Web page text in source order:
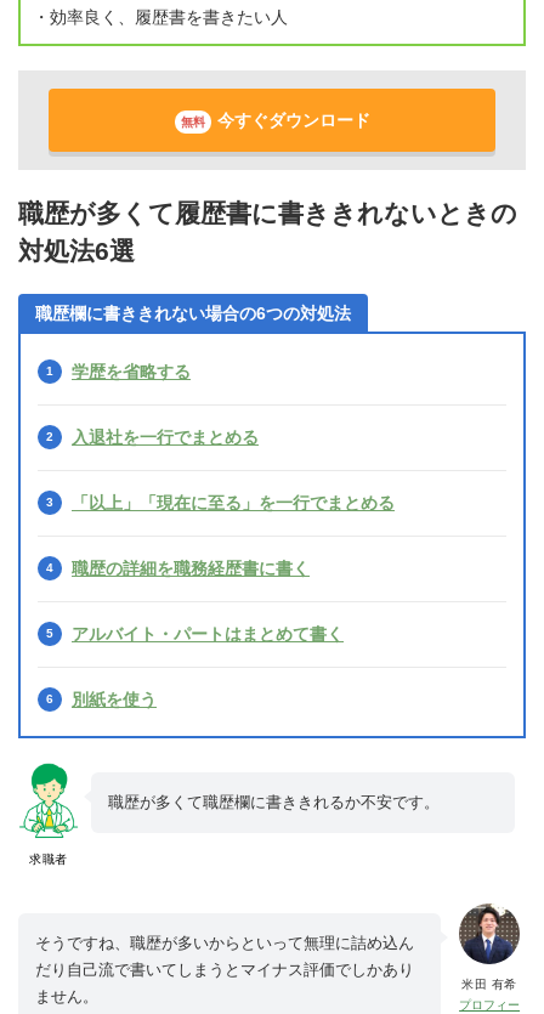
・効率良く、履歴書を書きたい人
無料 今すぐダウンロード
職歴が多くて履歴書に書ききれないときの
対処法6選
職歴欄に書ききれない場合の6つの対処法
学歴を省略する
入退社を一行でまとめる
「以上」「現在に至る」を一行でまとめる
職歴の詳細を職務経歴書に書く
アルバイト・パートはまとめて書く
別紙を使う
求職者
職歴が多くて職歴欄に書ききれるか不安です。
米田 有希
プロフィー
そうですね、職歴が多いからといって無理に詰め込ん
だり自己流で書いてしまうとマイナス評価でしかあり
ません。